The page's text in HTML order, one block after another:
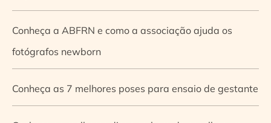
Conheça a ABFRN e como a associação ajuda os
fotógrafos newborn
Conheça as 7 melhores poses para ensaio de gestante